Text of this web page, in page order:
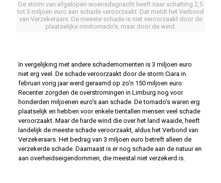
De storm van afgelopen woensdagnacht heeft naar schatting 2,5
tot 3 miljoen euro aan schade veroorzaakt. Dat meldt het Verbond
van Verzekeraars. De meeste schade is niet veroorzaakt door de
plaatselijke minitornado's, maar door de wind.
In vergelijking met andere schademomenten is 3 miljoen euro
niet erg veel. De schade veroorzaakt door de storm Ciara in
februari vorig jaar werd geraamd op zo'n 150 miljoen euro.
Recenter zorgden de overstromingen in Limburg nog voor
honderden miljoenen euro's aan schade. De tornado's waren erg
plaatselijk en hebben voor enkele tientallen mensen veel schade
veroorzaakt. Maar de harde wind die over het land waaide, heeft
landelijk de meeste schade veroorzaakt, aldus het Verbond van
Verzekeraars. Het bedrag van 3 miljoen euro betreft alleen de
verzekerde schade. Daarnaast is er nog schade aan de natuur en
aan overheidseigendommen, die meestal niet verzekerd is.